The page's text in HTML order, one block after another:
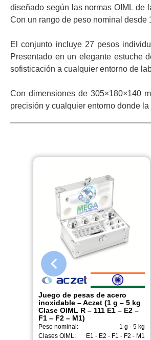
diseñado según las normas OIML de
Con un rango de peso nominal
El conjunto incluye 27 pesos
Presentado en un elegante estuche
sofisticación a cualquier entorno de
Con dimensiones de 305×180×140
precisión y cualquier entorno donde
Juego de pesas de acero
inoxidable – Aczet (1 g – 5 kg
Clase OIML R – 111 E1 – E2 –
F1 – F2 – M1)
Peso nominal:
1 g - 5 kg
Clases OIML:
E1 - E2 - F1 - F2 - M1